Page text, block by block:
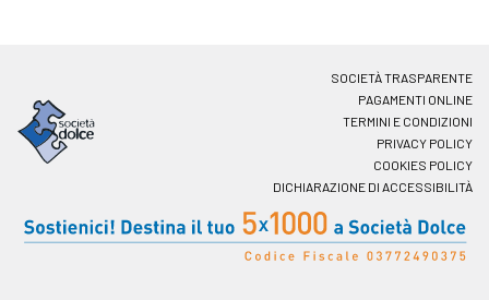
SOCIETÀ TRASPARENTE
PAGAMENTI ONLINE
TERMINI E CONDIZIONI
PRIVACY POLICY
COOKIES POLICY
DICHIARAZIONE DI ACCESSIBILITÀ